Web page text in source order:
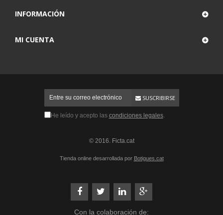
INFORMACIÓN
MI CUENTA
SUSCRIBIRSE
He leído y acepto las condiciones legales.
© 2016. Ficta.cat
Tienda online desarrollada por Botigues.cat
Con la colaboración de: